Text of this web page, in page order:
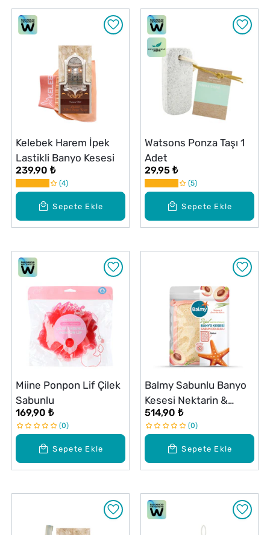
Sepete Ekle
Kelebek Harem İpek
Lastikli Banyo Kesesi
239,90 ₺
4
Sepete Ekle
Watsons Ponza Taşı 1
Adet
29,95 ₺
5
Sepete Ekle
Miine Ponpon Lif Çilek
Sabunlu
169,90 ₺
0
Sepete Ekle
Balmy Sabunlu Banyo
Kesesi Nektarin &
Limon Otu
514,90 ₺
0